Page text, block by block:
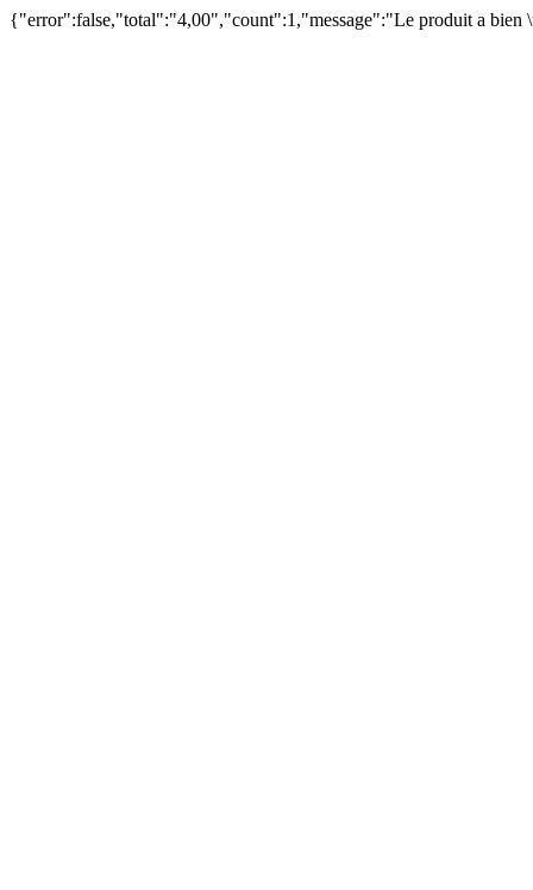
{"error":false,"total":"4,00","count":1,"message":"Le produit a bien